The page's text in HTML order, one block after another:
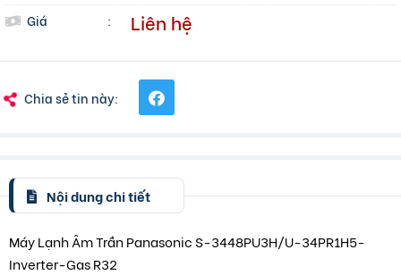
Giá
: Liên hệ
Chia sẻ tin này:
Nội dung chi tiết
Máy Lạnh Âm Trần Panasonic S-3448PU3H/U-34PR1H5-
Inverter-Gas R32